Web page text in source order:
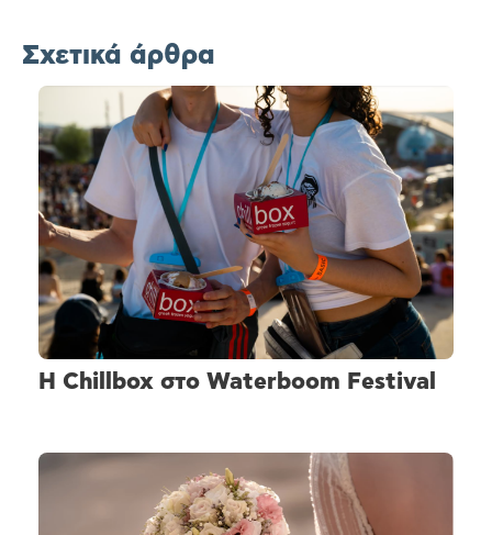
Σχετικά άρθρα
H Chillbox στο Waterboom Festival